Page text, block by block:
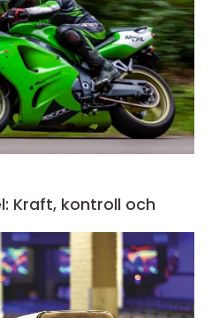
Kraft, kontroll och